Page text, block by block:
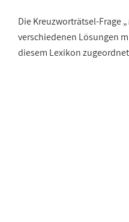
Die Kreuzworträtsel-Frage „
verschiedenen Lösungen
diesem Lexikon